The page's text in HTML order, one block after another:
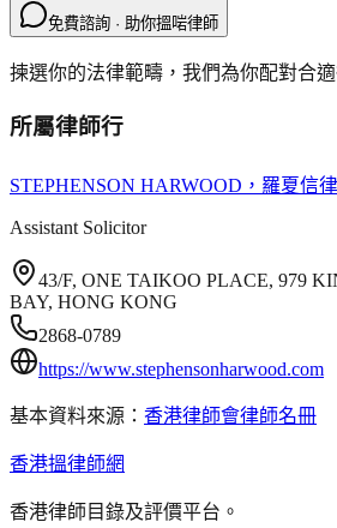
免費諮詢 · 助你搵啱律師
揀選你的法律範疇，我們為你配對合適
所屬律師行
STEPHENSON HARWOOD ，羅夏信
Assistant Solicitor
43/F, ONE TAIKOO PLACE, 979
BAY, HONG KONG
2868-0789
https://www.stephensonharwood.com
基本資料來源： 香港律師會律師名冊
香港搵律師網
香港律師目錄及評價平台。